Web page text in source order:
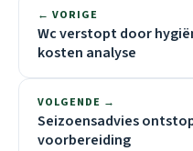
← VORIGE
Wc verstopt door
kosten analyse
VOLGENDE →
Seizoensadvies
voorbereiding